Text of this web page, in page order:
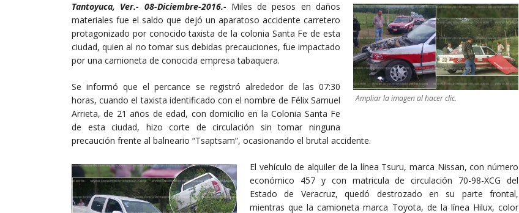
Ampliar la imagen al hacer clic.
Tantoyuca, Ver.- 08-Diciembre-2016.- Miles de pesos en daños
materiales fue el saldo que dejó un aparatoso accidente carretero
protagonizado por conocido taxista de la colonia Santa Fe de esta
ciudad, quien al no tomar sus debidas precauciones, fue impactado
por una camioneta de conocida empresa tabaquera.
Se informó que el percance se registró alrededor de las 07:30
horas, cuando el taxista identificado con el nombre de Félix Samuel
Arrieta, de 21 años de edad, con domicilio en la Colonia Santa Fe
de esta ciudad, hizo corte de circulación sin tomar ninguna
precaución frente al balneario “Tsaptsam”, ocasionando el brutal accidente.
El vehículo de alquiler de la línea Tsuru, marca Nissan, con número
económico 457 y con matricula de circulación 70-98-XCG del
Estado de Veracruz, quedó destrozado en su parte frontal,
mientras que la camioneta marca Toyota, de la línea Hilux, color